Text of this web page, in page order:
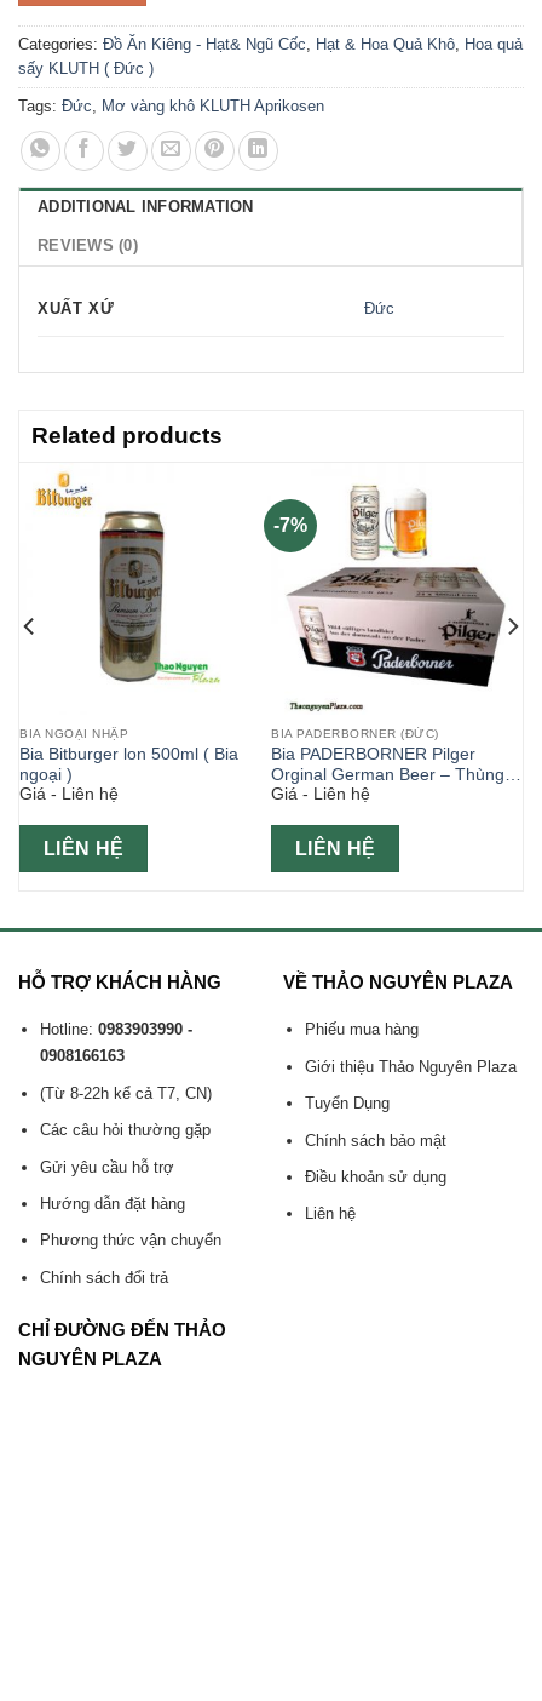
Categories: Đồ Ăn Kiêng - Hạt& Ngũ Cốc Hạt & Hoa Quả Khô Hoa quả
sấy KLUTH ( Đức )
Tags: Đức Mơ vàng khô KLUTH Aprikosen
ADDITIONAL INFORMATION
REVIEWS (0)
XUẤT XỨ Đức
Related products
BIA NGOẠI NHẬP
Bia Bitburger lon 500ml ( Bia
ngoại )
Giá - Liên hệ
LIÊN HỆ
-7%
BIA PADERBORNER (ĐỨC)
Bia PADERBORNER Pilger
Orginal German Beer – Thùng
24 lon 500ml- Hộp Tết
Giá - Liên hệ
LIÊN HỆ
HỖ TRỢ KHÁCH HÀNG
Hotline: 0983903990 -
0908166163
(Từ 8-22h kể cả T7, CN)
Các câu hỏi thường gặp
Gửi yêu cầu hỗ trợ
Hướng dẫn đặt hàng
Phương thức vận chuyển
Chính sách đổi trả
VỀ THẢO NGUYÊN PLAZA
Phiếu mua hàng
Giới thiệu Thảo Nguyên Plaza
Tuyển Dụng
Chính sách bảo mật
Điều khoản sử dụng
Liên hệ
CHỈ ĐƯỜNG ĐẾN THẢO
NGUYÊN PLAZA